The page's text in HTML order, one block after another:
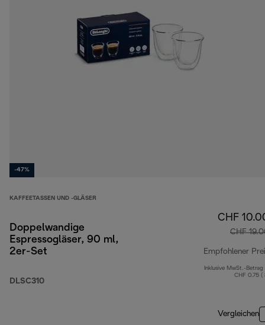
-47%
KAFFEETASSEN UND -GLÄSER
Doppelwandige
Espressogläser, 90 ml,
2er-Set
DLSC310
CHF
CHF
Empfohlener
Inklusive MwSt.-Betrag
CHF 0.75 (
Vergleichen